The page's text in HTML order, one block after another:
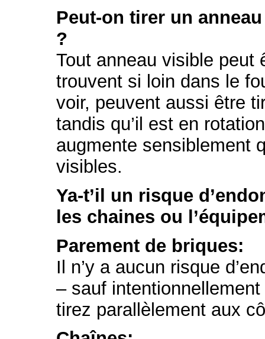
Peut-on tirer un
?
Tout anneau visible peut
trouvent si loin dans le
voir, peuvent aussi être
tandis qu’il est en
augmente sensiblement
visibles.
Ya-t’il un risque
les chaines ou
Parement de briques:
Il n’y a aucun risque
– sauf
tirez parallèlement aux